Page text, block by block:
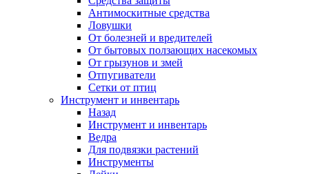
Антимоскитные средства
Ловушки
От болезней и вредителей
От бытовых ползающих насекомых
От грызунов и змей
Отпугиватели
Сетки от птиц
Инструмент и инвентарь
Назад
Инструмент и инвентарь
Ведра
Для подвязки растений
Инструменты